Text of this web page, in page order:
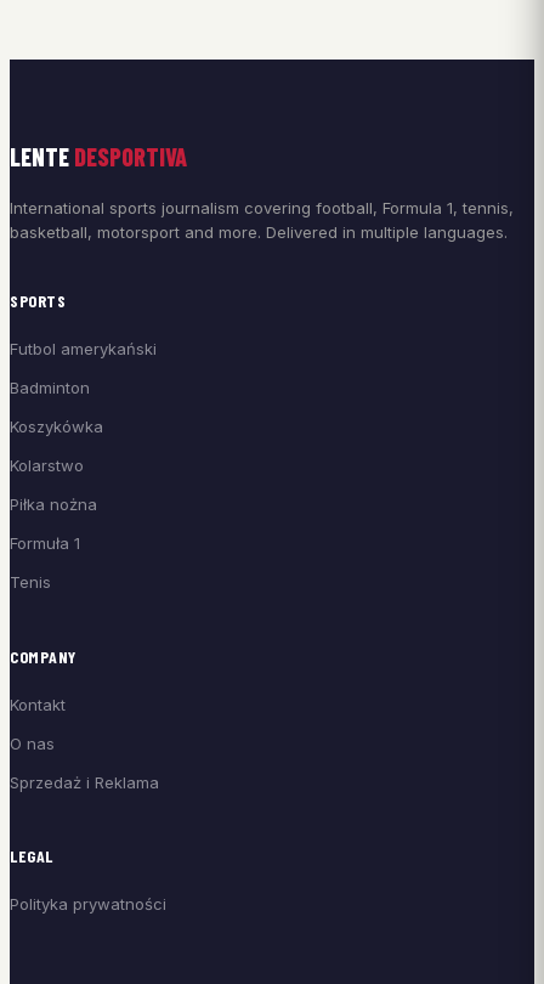
LENTE DESPORTIVA
International sports journalism covering football, Formula 1, tennis,
basketball, motorsport and more. Delivered in multiple languages.
SPORTS
Futbol amerykański
Badminton
Koszykówka
Kolarstwo
Piłka nożna
Formuła 1
Tenis
COMPANY
Kontakt
O nas
Sprzedaż i Reklama
LEGAL
Polityka prywatności